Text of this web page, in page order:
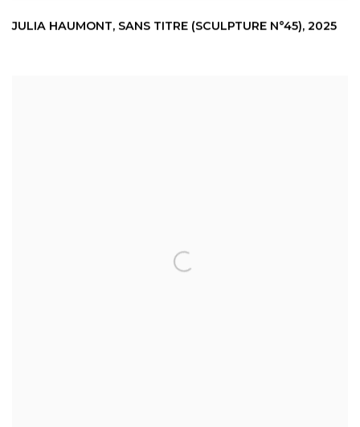
JULIA HAUMONT, SANS TITRE (SCULPTURE N°45), 2025